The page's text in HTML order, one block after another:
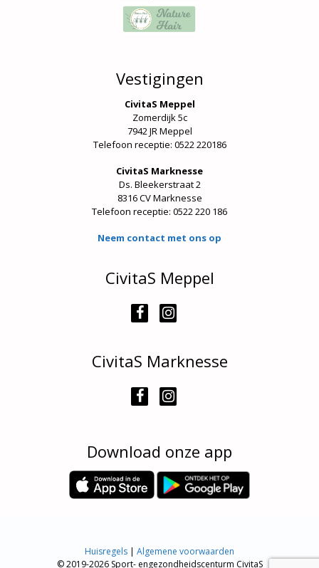
Vestigingen
CivitaS Meppel
Zomerdijk 5c
7942 JR Meppel
Telefoon receptie: 0522 220186
CivitaS Marknesse
Ds. Bleekerstraat 2
8316 CV Marknesse
Telefoon receptie: 0522 220 186
Neem contact met ons op
CivitaS Meppel
CivitaS Marknesse
Download onze app
Huisregels | Algemene voorwaarden
© 2019-2026 Sport- engezondheidscenturm CivitaS